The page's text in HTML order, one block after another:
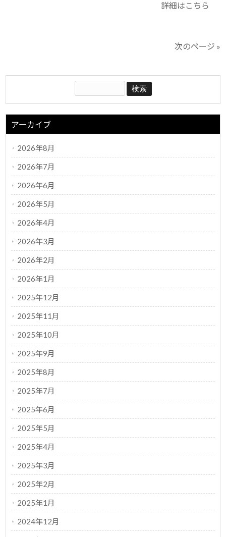
詳細はこちら
次のページ »
アーカイブ
2026年8月
2026年7月
2026年6月
2026年5月
2026年4月
2026年3月
2026年2月
2026年1月
2025年12月
2025年11月
2025年10月
2025年9月
2025年8月
2025年7月
2025年6月
2025年5月
2025年4月
2025年3月
2025年2月
2025年1月
2024年12月